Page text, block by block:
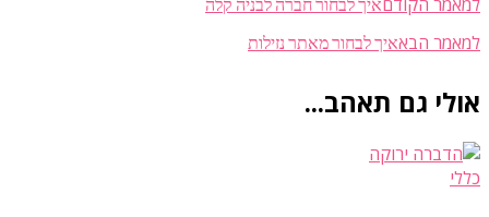
למאמר הבאאיך לבחור מאתר נזילות
אולי גם תאהב...
כללי